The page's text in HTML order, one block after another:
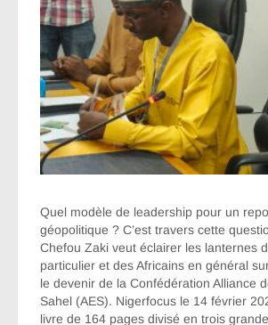
Quel modèle de leadership pour un
géopolitique ? C’est travers cette
Chefou Zaki veut éclairer les lanternes
particulier et des Africains en général
le devenir de la Confédération Alliance
Sahel (AES). Nigerfocus le 14 février
livre de 164 pages divisé en trois